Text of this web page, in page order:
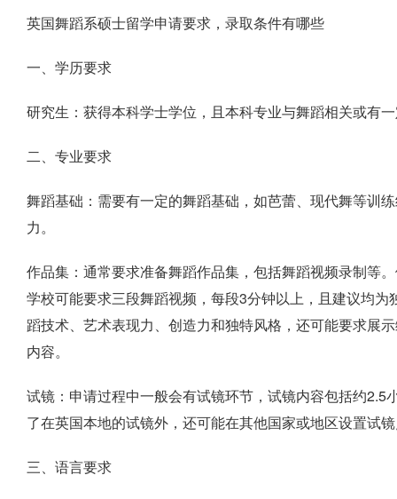
英国舞蹈系硕士留学申请要求，录取条件有哪些
一、学历要求
研究生：获得本科学士学位，且本科专业与舞蹈相关或有
二、专业要求
舞蹈基础：需要有一定的舞蹈基础，如芭蕾、现代舞等训
力。
作品集：通常要求准备舞蹈作品集，包括舞蹈视频录制等
学校可能要求三段舞蹈视频，每段3分钟以上，且建议均
蹈技术、艺术表现力、创造力和独特风格，还可能要求展
内容。
试镜：申请过程中一般会有试镜环节，试镜内容包括约
了在英国本地的试镜外，还可能在其他国家或地区设置试
三、语言要求